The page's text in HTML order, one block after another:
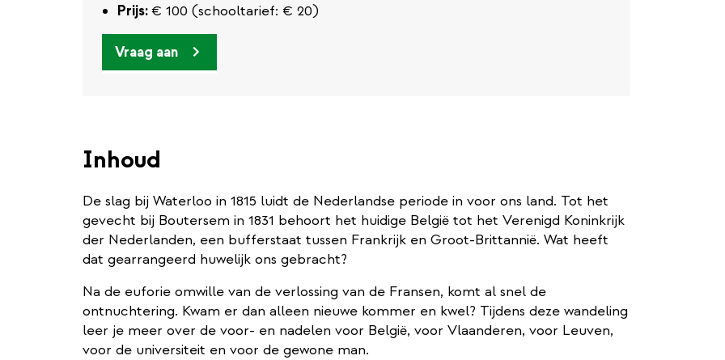
Prijs:€ 100 (schooltarief: € 20)
Vraag aan
Inhoud
De slag bij Waterloo in 1815 luidt de Nederlandse periode in voor ons land. Tot het
gevecht bij Boutersem in 1831 behoort het huidige België tot het Verenigd Koninkrijk
der Nederlanden, een bufferstaat tussen Frankrijk en Groot-Brittannië. Wat heeft
dat gearrangeerd huwelijk ons gebracht?
Na de euforie omwille van de verlossing van de Fransen, komt al snel de
ontnuchtering. Kwam er dan alleen nieuwe kommer en kwel? Tijdens deze wandeling
leer je meer over de voor- en nadelen voor België, voor Vlaanderen, voor Leuven,
voor de universiteit en voor de gewone man.